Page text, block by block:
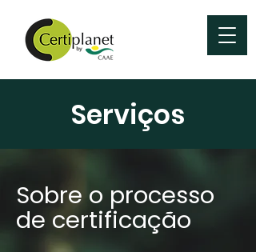
Serviços
Sobre o processo
de certificação